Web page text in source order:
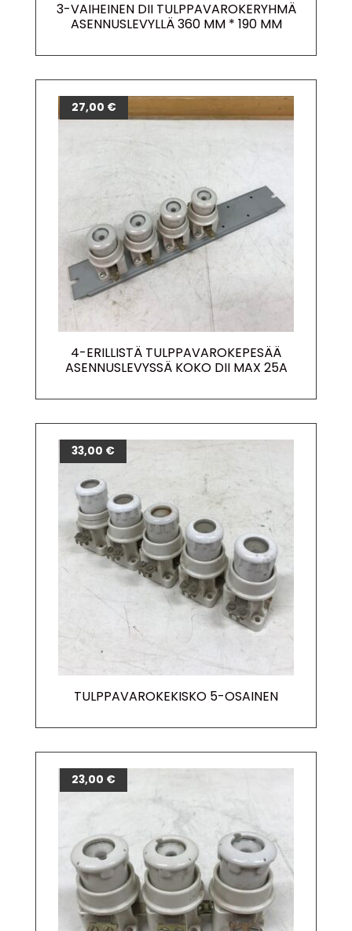
3-VAIHEINEN DII TULPPAVAROKERYHMÄ
ASENNUSLEVYLLÄ 360 MM * 190 MM
4-ERILLISTÄ TULPPAVAROKEPESÄÄ
ASENNUSLEVYSSÄ KOKO DII MAX 25A
27,00 €
TULPPAVAROKEKISKO 5-OSAINEN
33,00 €
23,00 €